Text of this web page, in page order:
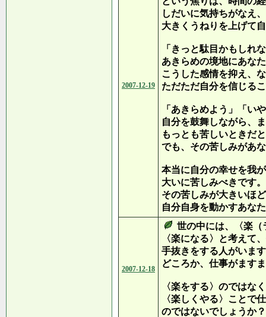
2007-12-19
しだいに気持ちがなえ
大きくうねりを上げて
「きっと駄目かもしれ
あきらめの境地にあな
こうした感情を抑え、
ただただ自分を信じる
「あきらめよう」「い
自分を鼓舞しながら、
もっとも苦しいときだ
でも、その苦しみがあ
本当に自分の幸せを我
大いに苦しみべきです。
その苦しみが大きいほ
自分自身を動かすあな
2007-12-18
世の中には、〈楽（
〈楽になる〉と考えて
手抜きをする人がいま
どころか、仕事がます
〈楽をする〉のではな
〈楽しくやる〉ことで
のではないでしょうか？